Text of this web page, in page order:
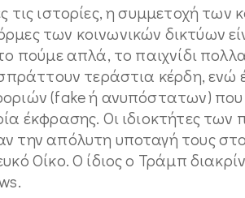
τις ιστορίες, η συμμετοχή
των κοινωνικών δικτύων
πούμε απλά, το παιχνίδι
τεράστια κέρδη,
(fake ή ανυπόστατων)
έκφρασης. Οι ιδιοκτήτες
την απόλυτη υποταγή τους
Οίκο. Ο ίδιος ο Τράμπ